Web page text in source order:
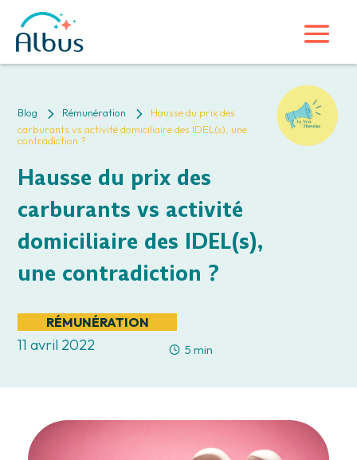
Blog 5 Rémunération 5
Hausse du prix des
carburants vs activité domiciliaire des IDEL(s), une
contradiction ?
Hausse du prix des
carburants vs activité
domiciliaire des IDEL(s),
une contradiction ?
RÉMUNÉRATION
11 avril 2022 5 min